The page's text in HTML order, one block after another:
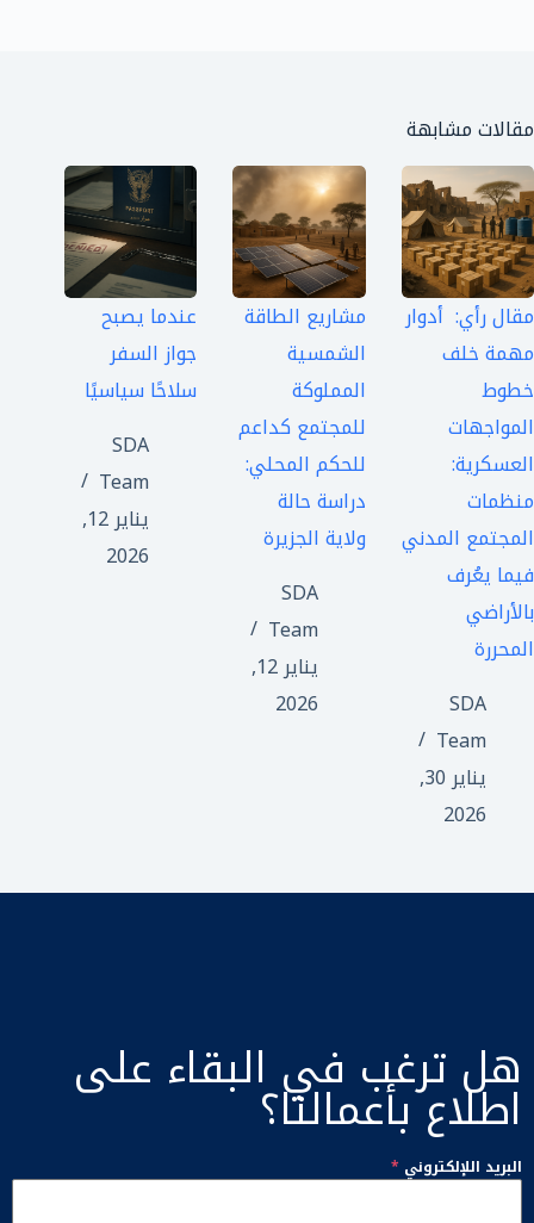
مقالات مشابهة
مقال رأي: أدوار
مهمة خلف
خطوط
المواجهات
العسكرية:
منظمات
المجتمع المدني
فيما يعُرف
بالأراضي
المحررة
SDA
Team
يناير 30,
2026
مشاريع الطاقة
الشمسية
المملوكة
للمجتمع كداعم
للحكم المحلي:
دراسة حالة
ولاية الجزيرة
SDA
Team
يناير 12,
2026
عندما يصبح
جواز السفر
سلاحًا سياسيًا
SDA
Team
يناير 12,
2026
هل ترغب في البقاء على
اطلاع بأعمالنا؟
البريد اللإلكتروني *